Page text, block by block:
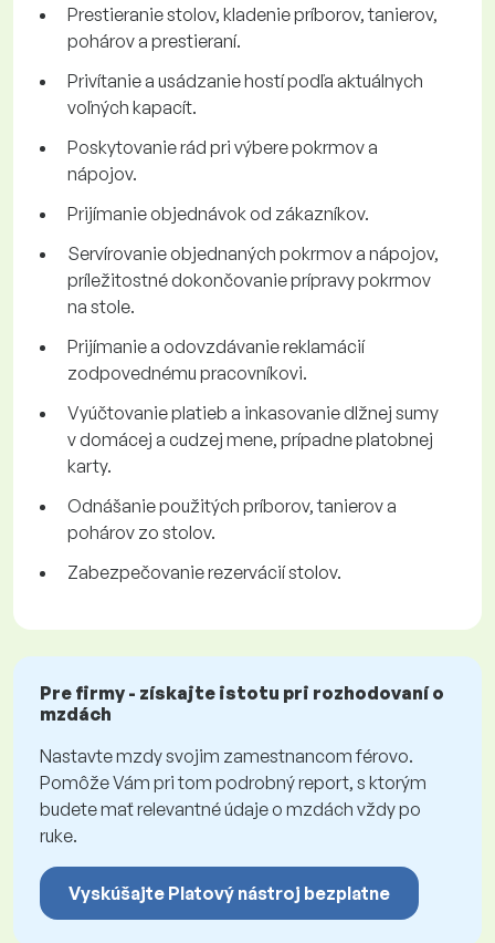
Prestieranie stolov, kladenie príborov, tanierov,
pohárov a prestieraní.
Privítanie a usádzanie hostí podľa aktuálnych
voľných kapacít.
Poskytovanie rád pri výbere pokrmov a
nápojov.
Prijímanie objednávok od zákazníkov.
Servírovanie objednaných pokrmov a nápojov,
príležitostné dokončovanie prípravy pokrmov
na stole.
Prijímanie a odovzdávanie reklamácií
zodpovednému pracovníkovi.
Vyúčtovanie platieb a inkasovanie dlžnej sumy
v domácej a cudzej mene, prípadne platobnej
karty.
Odnášanie použitých príborov, tanierov a
pohárov zo stolov.
Zabezpečovanie rezervácií stolov.
Pre firmy - získajte istotu pri rozhodovaní o
mzdách
Nastavte mzdy svojim zamestnancom férovo.
Pomôže Vám pri tom podrobný report, s ktorým
budete mať relevantné údaje o mzdách vždy po
ruke.
Vyskúšajte Platový nástroj bezplatne